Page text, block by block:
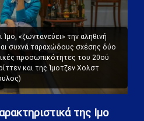
«ζωντανεύει» την αληθινή
συχνά ταραχώδους σχέσης δύο
προσωπικότητες του 20ού
και της Ίμοτζεν Χολστ
της Ιμο